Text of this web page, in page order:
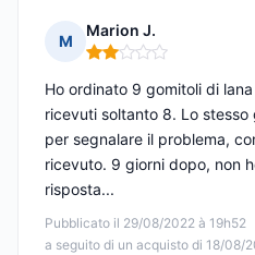
M
Marion J.
Nota: 2 su 5
Pubblicato il 29/08/2022 à 19h52
a seguito di un acquisto di 18/08/
Ho ordinato 9 gomitoli di
ricevuti soltanto 8. Lo
per segnalare il problema,
ricevuto. 9 giorni dopo, non
risposta...